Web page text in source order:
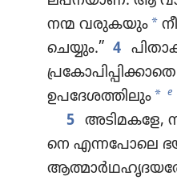
നന്മ വരുകയും*
ചെയ്യും.” 4
പ്രകോപിപ്പിക്കാതെ
ഉപദേശത്തിലും* e
5 അടിമകളേ,
നെ എന്നപോ​ലെ